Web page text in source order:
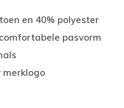
en 40% polyester
pasvorm
merklogo